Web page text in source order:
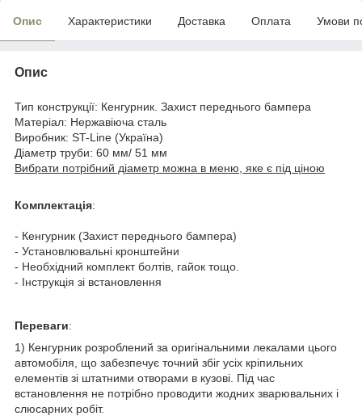
Опис Характеристики Доставка Оплата Умови
Опис
Тип конструкції: Кенгурник. Захист переднього бампера
Матеріал: Нержавіюча сталь
Виробник: ST-Line (Україна)
Діаметр труби: 60 мм/ 51 мм
Вибрати потрібний діаметр можна в меню, яке є під ціною
Комплектація:
- Кенгурник (Захист переднього бампера)
- Установлювальні кронштейни
- Необхідний комплект болтів, гайок тощо.
- Інструкція зі встановлення
Переваги:
1) Кенгурник розроблений за оригінальними лекалами цього
автомобіля, що забезпечує точний збіг усіх кріпильних
елементів зі штатними отворами в кузові. Під час
встановлення не потрібно проводити жодних зварювальних і
слюсарних робіт.